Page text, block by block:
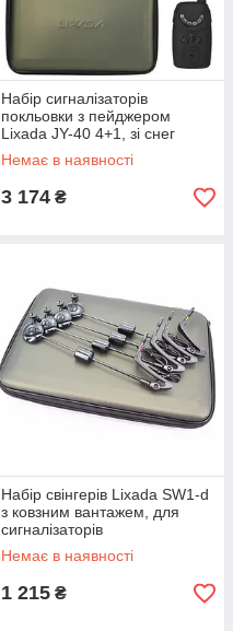
Набір сигналізаторів
покльовки з пейджером
Lixada JY-40 4+1, зі снег
барами
Немає в наявності
3 174 ₴
Набір свінгерів Lixada SW1-d
з ковзним вантажем, для
сигналізаторів
Немає в наявності
1 215 ₴